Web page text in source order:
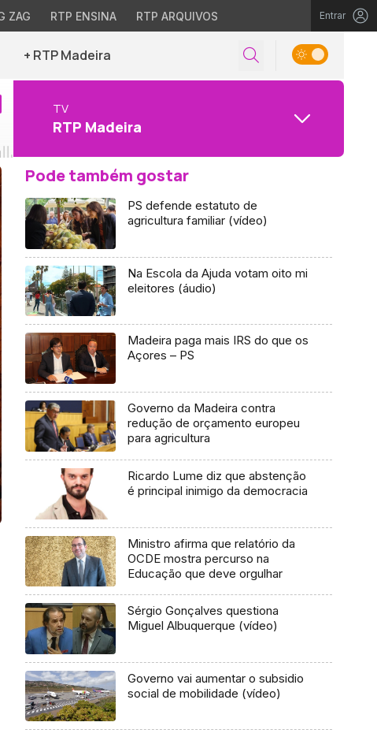
ZAG RTP ENSINA RTP ARQUIVOS Entrar
+ RTP Madeira
TV
RTP Madeira
Pode também gostar
PS defende estatuto de
agricultura familiar (vídeo)
Na Escola da Ajuda votam oito mi
eleitores (áudio)
Madeira paga mais IRS do que os
Açores – PS
Governo da Madeira contra
redução de orçamento europeu
para agricultura
Ricardo Lume diz que abstenção
é principal inimigo da democracia
Ministro afirma que relatório da
OCDE mostra percurso na
Educação que deve orgulhar
Sérgio Gonçalves questiona
Miguel Albuquerque (vídeo)
Governo vai aumentar o subsidio
social de mobilidade (vídeo)